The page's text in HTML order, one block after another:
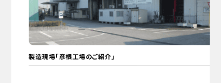
製造現場「彦根工場のご紹介」